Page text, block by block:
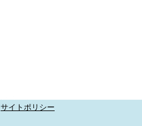
サイトポリシー